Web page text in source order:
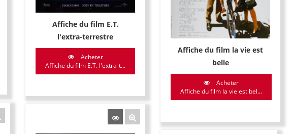
Affiche du film E.T.
l'extra-terrestre
Acheter
Affiche du film E.T. l'extra-t...
Affiche du film la vie est
belle
Acheter
Affiche du film la vie est bel...